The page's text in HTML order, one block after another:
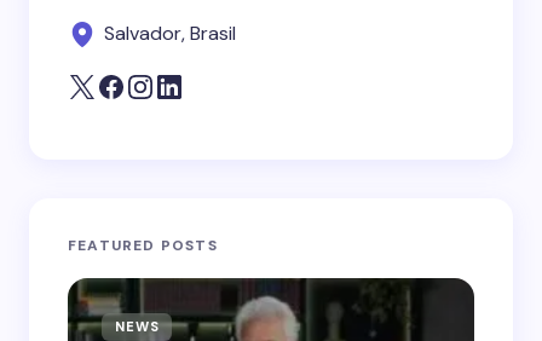
Salvador, Brasil
FEATURED POSTS
NEWS